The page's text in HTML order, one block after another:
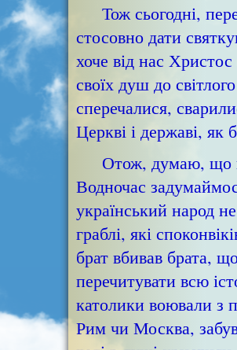
Тож сьогодні,
стосовно дати
хоче від нас
своїх душ до
сперечалися,
Церкві і державі, як
Отож, думаю, що
Водночас
український народ
граблі, які
брат вбивав брата,
перечитувати всю
католики воювали з
Рим чи Москва,